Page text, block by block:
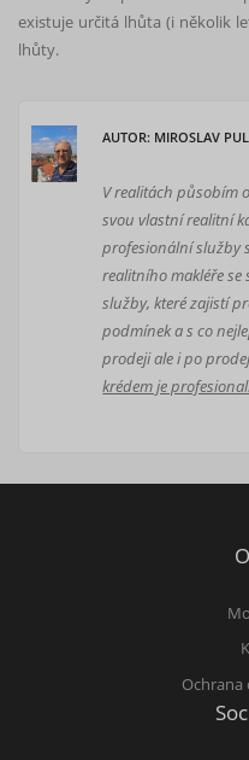
existuje určitá lhůta (i několik
lhůty.
AUTOR: MIROSLAV
V realitách působím
svou vlastní realitní
profesionální služby
realitního makléře
služby, které zajistí
podmínek a s co
prodeji ale i po
krédem je
Ochrana